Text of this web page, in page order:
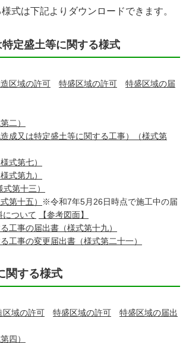
式は下記よりダウンロードできます。
定盛土等に関する様式
区域の許可 特盛区域の許可
特盛区域の届
二）
成又は特定盛土等に関する工事）（様式第
式第七）
式第九）
第十三）
第十五）
※令和7年5月26日時点で施工中の届
ついて
【参考図面】
工事の届出書（様式第十九）
工事の変更届出書（様式第二十一）
関する様式
区域の許可 特盛区域の許可 特盛区域の届出
四）